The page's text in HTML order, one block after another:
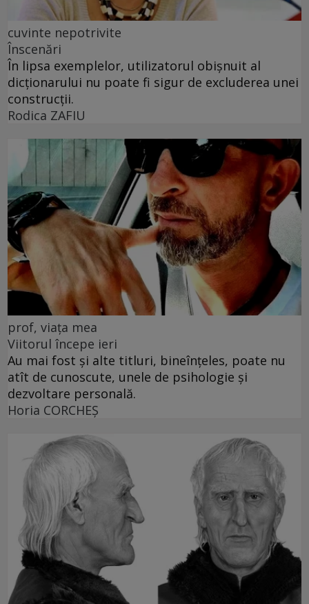
cuvinte nepotrivite
Înscenări
În lipsa exemplelor, utilizatorul obișnuit al
dicționarului nu poate fi sigur de excluderea unei
construcții.
Rodica ZAFIU
prof, viața mea
Viitorul începe ieri
Au mai fost și alte titluri, bineînțeles, poate nu
atît de cunoscute, unele de psihologie și
dezvoltare personală.
Horia CORCHEŞ